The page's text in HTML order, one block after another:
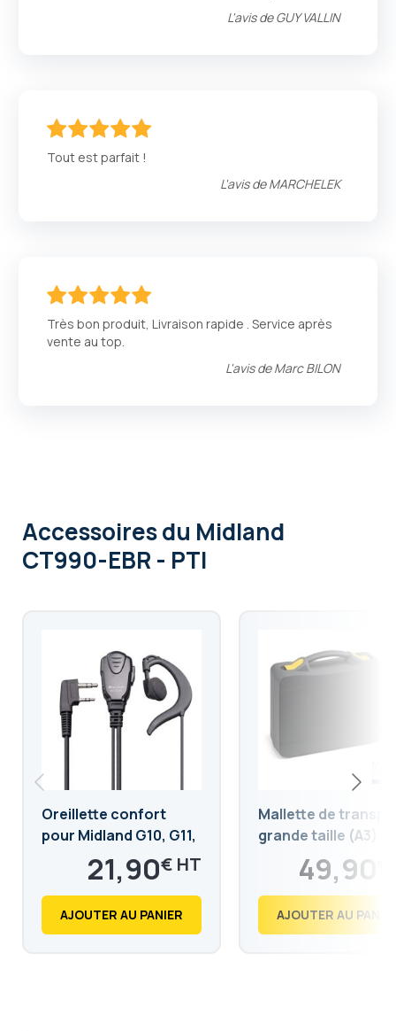
L'avis deGUY VALLIN
Tout est parfait !
L'avis deMARCHELEK
Très bon produit, Livraison rapide . Service après
vente au top.
L'avis deMarc BILON
Accessoiresdu Midland
CT990-EBR - PTI
Oreillette confort
pour Midland G10, G11,
G13, CT590S, CT990-
EB, Kenwood TK-3501,
TK-3701DE et Retevis
RB618
21,90€
AJOUTER AU PANIER
Mallette de
grande taille (A3)
49,90
AJOUTER AU